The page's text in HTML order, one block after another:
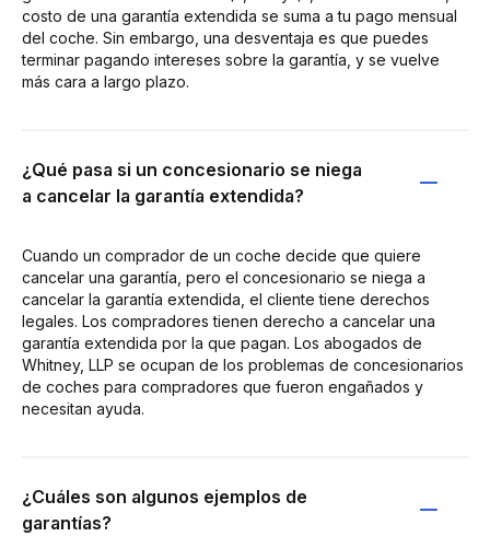
costo de una garantía extendida se suma a tu pago mensual
del coche. Sin embargo, una desventaja es que puedes
terminar pagando intereses sobre la garantía, y se vuelve
más cara a largo plazo.
¿Qué pasa si un concesionario se niega
a cancelar la garantía extendida?
Cuando un comprador de un coche decide que quiere
cancelar una garantía, pero el concesionario se niega a
cancelar la garantía extendida, el cliente tiene derechos
legales. Los compradores tienen derecho a cancelar una
garantía extendida por la que pagan. Los abogados de
Whitney, LLP se ocupan de los problemas de concesionarios
de coches para compradores que fueron engañados y
necesitan ayuda.
¿Cuáles son algunos ejemplos de
garantías?